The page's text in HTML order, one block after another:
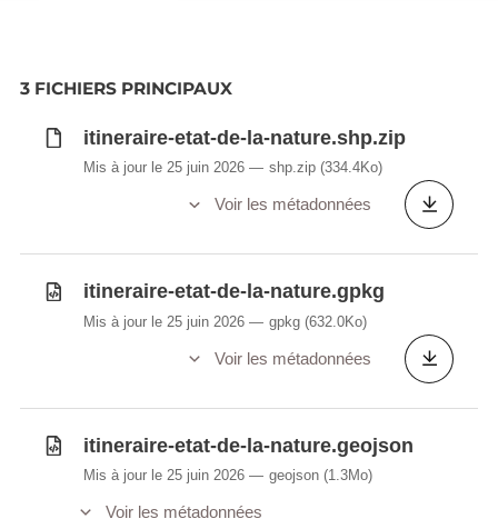
3 FICHIERS PRINCIPAUX
itineraire-etat-de-la-nature.shp.zip
Mis à jour le 25 juin 2026 shp.zip (334.4Ko)
Voir les métadonnées
itineraire-etat-de-la-nature.gpkg
Mis à jour le 25 juin 2026 gpkg (632.0Ko)
Voir les métadonnées
itineraire-etat-de-la-nature.geojson
Mis à jour le 25 juin 2026 geojson (1.3Mo)
Voir les métadonnées